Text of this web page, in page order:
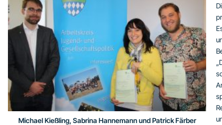
Michael Kießling, Sabrina Hannemann und Patrick Färber